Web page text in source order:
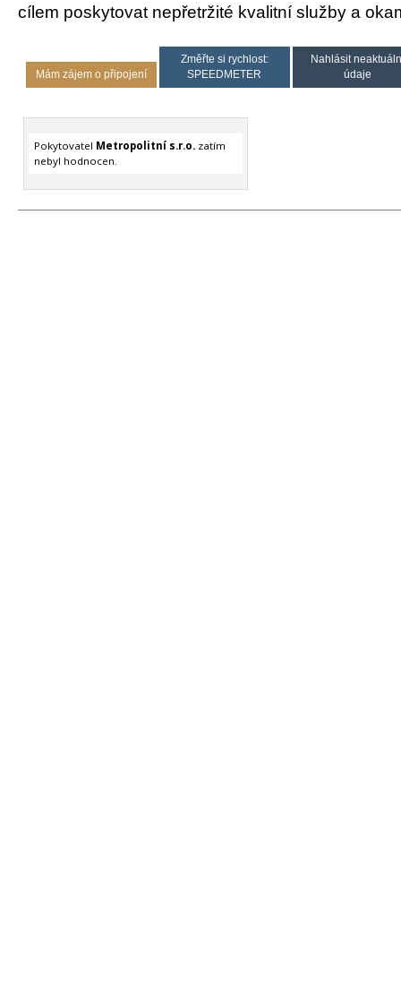
cílem poskytovat nepřetržité kvalitní služby a
Mám zájem o připojení
Změřte si rychlost:
SPEEDMETER
Nahlásit
údaje
Pokytovatel Metropolitní s.r.o.zatím
nebyl hodnocen.